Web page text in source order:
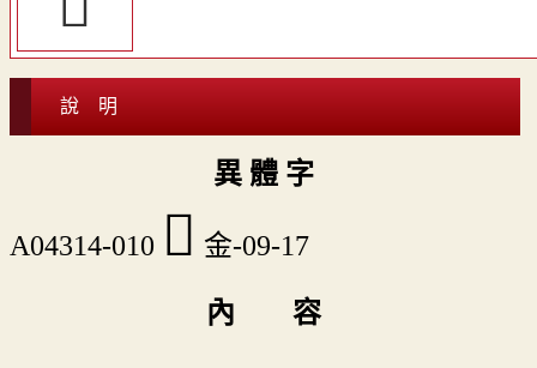
說 明
異 體 字
A04314-010 󶏨 金-09-17
內 容